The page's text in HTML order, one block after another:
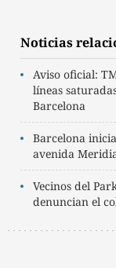
Noticias
Aviso oficial:
líneas
Barcelona
Barcelona
avenida
Vecinos del
denuncian el